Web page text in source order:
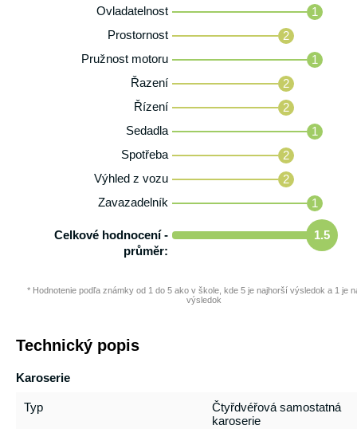
Ovladatelnost
1
Prostornost
2
Pružnost motoru
1
Řazení
2
Řízení
2
Sedadla
1
Spotřeba
2
Výhled z vozu
2
Zavazadelník
1
Celkové hodnocení -
průměr:
1.5
* Hodnotenie podľa známky od 1 do 5 ako v škole, kde 5 je najhorší výsledok a 1 je
výsledok
Technický popis
Karoserie
Typ
Čtyřdvéřová samostatná
karoserie